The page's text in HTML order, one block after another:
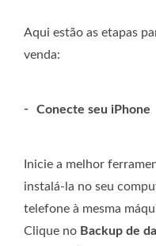
Aqui estão as etapas
venda:
- Conecte seu iPhone
Inicie a melhor
instalá-la no seu
telefone à mesma
Clique no Backup de